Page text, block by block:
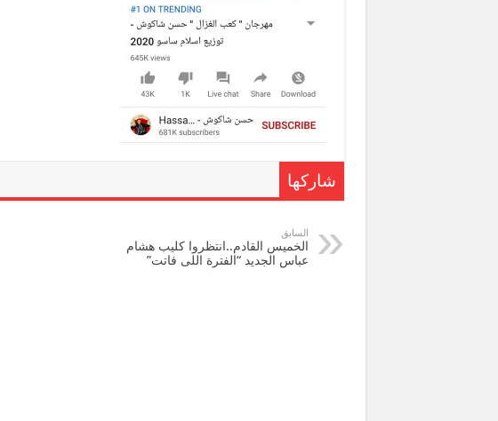
شاركها
السابق
الخميس القادم..انتظروا كليب هشام
عباس الجديد “الفترة اللى فاتت”